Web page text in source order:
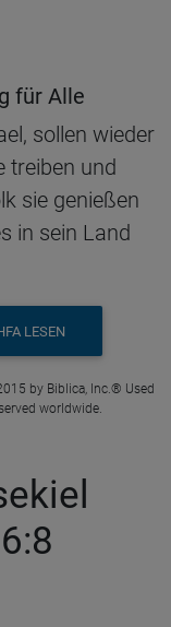
für Alle
sollen wieder
treiben und
sie genießen
in sein Land
LESEN
by Biblica, Inc.® Used
worldwide.